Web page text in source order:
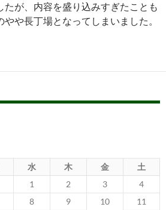
たが、内容を盛り込みすぎたことも
や長丁場となってしまいました。
水 木 金
土
1
2 3
4
8 9 10
11